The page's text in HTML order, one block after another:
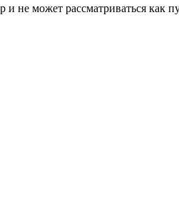
не может рассматриваться как